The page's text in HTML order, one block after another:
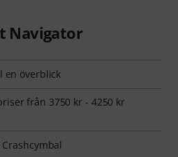
Navigator
en överblick
från 3750 kr - 4250 kr